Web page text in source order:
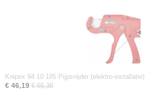
Knipex 94 10 185 Pijpsnijder (elektro-installatie)
€ 46,19 € 65,30